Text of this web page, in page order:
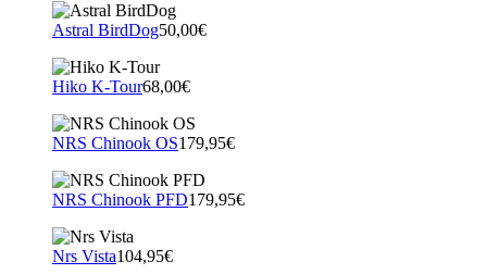
Astral BirdDog50,00€
Hiko K-Tour68,00€
NRS Chinook OS179,95€
NRS Chinook PFD179,95€
Nrs Vista104,95€